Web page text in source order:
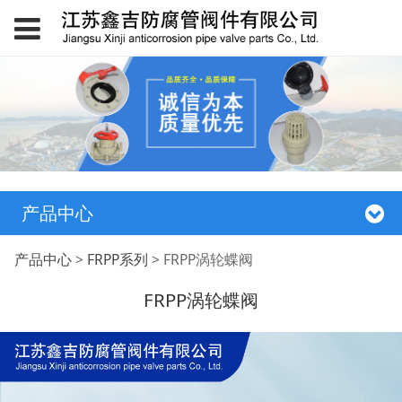
产品中心
FRPP涡轮蝶阀
产品中心> FRPP系列 > FRPP涡轮蝶阀
FRPP涡轮蝶阀